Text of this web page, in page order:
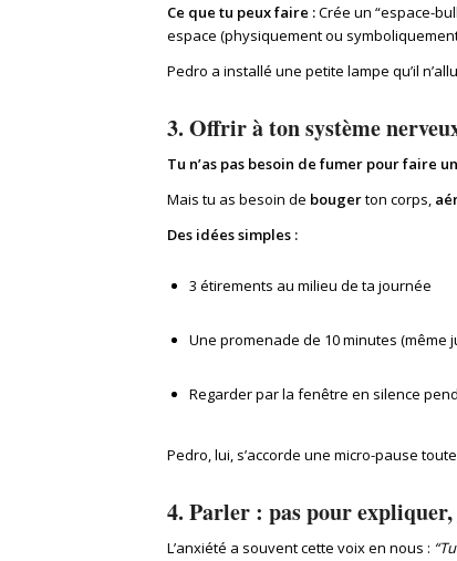
Ce que tu peux faire :Crée un “espace-
espace (physiquement ou
Pedro a installé une petite lampe qu’il
3. Offrir à ton système
Tu n’as pas besoin de fumer pour faire
Mais tu as besoin de bougerton corps,
Des idées simples :
3 étirements au milieu de ta journée
Une promenade de 10 minutes (même
Regarder par la fenêtre en silence
Pedro, lui, s’accorde une micro-pause
4. Parler : pas pour
L’anxiété a souvent cette voix en nous :